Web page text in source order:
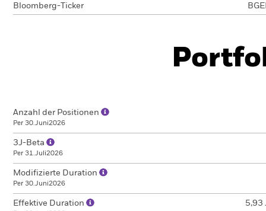
Bloomberg-Ticker
Anzahl der Positionen
Per 30.Juni2026
3J-Beta
Per 31.Juli2026
Modifizierte Duration
Per 30.Juni2026
Effektive Duration 5,93